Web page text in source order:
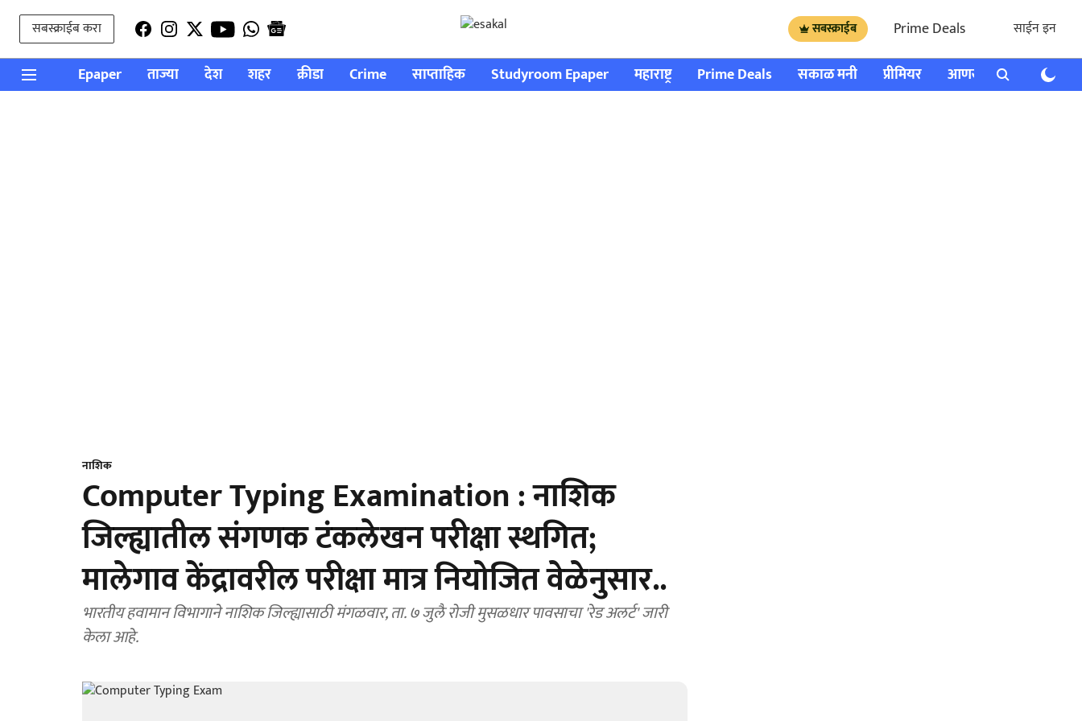
सबस्क्राईब करा सबस्क्राईब Prime Deals साईन इन
Epaper ताज्या देश शहर क्रीडा Crime साप्ताहिक Studyroom Epaper महाराष्ट्र Prime Deals सकाळ मनी प्रीमियर आणखी राशी भविष्य
नाशिक
Computer Typing Examination : नाशिक
जिल्ह्यातील संगणक टंकलेखन परीक्षा स्थगित;
मालेगाव केंद्रावरील परीक्षा मात्र नियोजित वेळेनुसार..
भारतीय हवामान विभागाने नाशिक जिल्ह्यासाठी मंगळवार, ता. ७ जुलै रोजी मुसळधार पावसाचा 'रेड अलर्ट' जारी
केला आहे.